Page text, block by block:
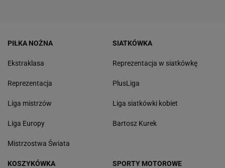
PIŁKA NOŻNA
Ekstraklasa
Reprezentacja
Liga mistrzów
Liga Europy
Mistrzostwa Świata
SIATKÓWKA
Reprezentacja w siatkówkę
PlusLiga
Liga siatkówki kobiet
Bartosz Kurek
KOSZYKÓWKA SPORTY MOTOROWE